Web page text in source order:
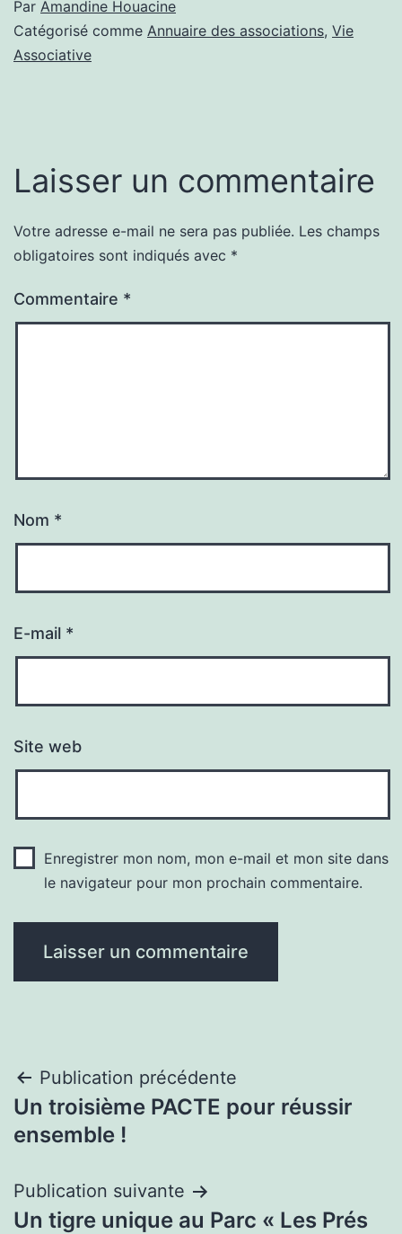
Par Amandine Houacine
Catégorisé comme Annuaire des associations, Vie
Associative
Laisser un commentaire
Votre adresse e-mail ne sera pas publiée. Les champs
obligatoires sont indiqués avec *
Commentaire *
Nom *
E-mail *
Site web
Enregistrer mon nom, mon e-mail et mon site dans
le navigateur pour mon prochain commentaire.
Navigation
de
Publication précédente
Un troisième PACTE pour réussir
ensemble !
Publication suivante
Un tigre unique au Parc « Les Prés